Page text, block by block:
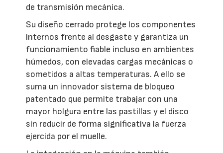
de transmisión mecánica.
Su diseño cerrado protege los componentes
internos frente al desgaste y garantiza un
funcionamiento fiable incluso en ambientes
húmedos, con elevadas cargas mecánicas o
sometidos a altas temperaturas. A ello se
suma un innovador sistema de bloqueo
patentado que permite trabajar con una
mayor holgura entre las pastillas y el disco
sin reducir de forma significativa la fuerza
ejercida por el muelle.